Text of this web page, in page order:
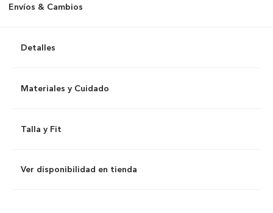
Envíos & Cambios
Detalles
Materiales y Cuidado
Talla y Fit
Ver disponibilidad en tienda